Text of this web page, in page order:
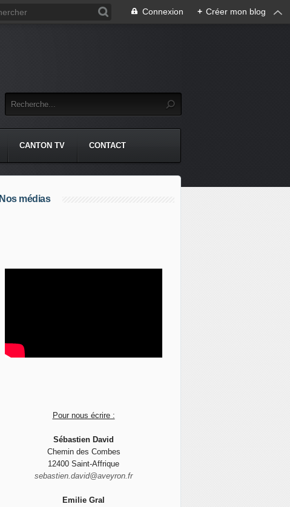
Connexion + Créer mon blog
CANTON TV CONTACT
Nos médias
Pour nous écrire :
Sébastien David
Chemin des Combes
12400 Saint-Affrique
sebastien.david@aveyron.fr
Emilie Gral